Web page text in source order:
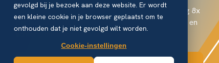
gevolgd bij je bezoek aan deze website. Er wordt
een kleine cookie in je browser geplaatst om te
onthouden dat je niet gevolgd wilt worden.
Cookie-instellingen
Abonneer je via onderstaande formulier en ontvang 8x
per jaar ons magazine boordevol diepte interviews en
achtergrondinformatie uit de verpakkingsindustrie